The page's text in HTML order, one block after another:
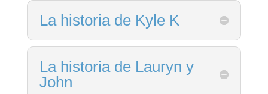
La historia de Kyle K
La historia de Lauryn y
John